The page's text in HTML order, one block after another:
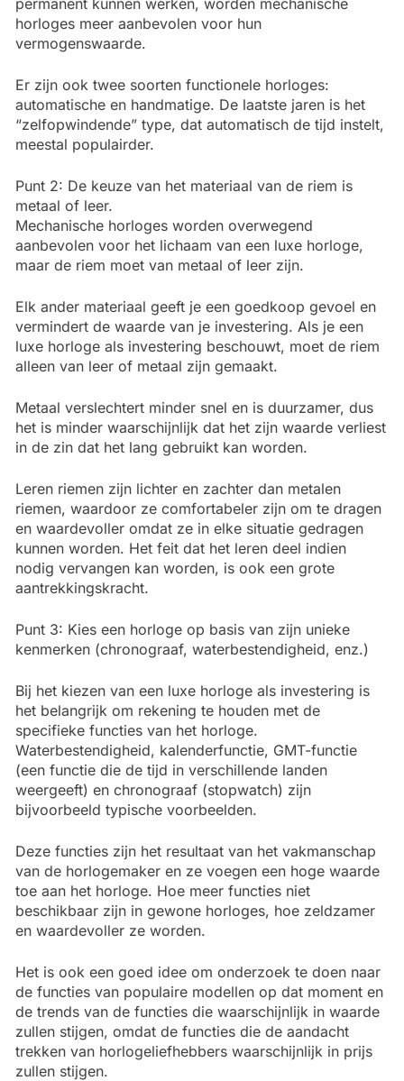
permanent kunnen werken, worden mechanische
horloges meer aanbevolen voor hun
vermogenswaarde.
Er zijn ook twee soorten functionele horloges:
automatische en handmatige. De laatste jaren is het
“zelfopwindende” type, dat automatisch de tijd instelt,
meestal populairder.
Punt 2: De keuze van het materiaal van de riem is
metaal of leer.
Mechanische horloges worden overwegend
aanbevolen voor het lichaam van een luxe horloge,
maar de riem moet van metaal of leer zijn.
Elk ander materiaal geeft je een goedkoop gevoel en
vermindert de waarde van je investering. Als je een
luxe horloge als investering beschouwt, moet de riem
alleen van leer of metaal zijn gemaakt.
Metaal verslechtert minder snel en is duurzamer, dus
het is minder waarschijnlijk dat het zijn waarde verliest
in de zin dat het lang gebruikt kan worden.
Leren riemen zijn lichter en zachter dan metalen
riemen, waardoor ze comfortabeler zijn om te dragen
en waardevoller omdat ze in elke situatie gedragen
kunnen worden. Het feit dat het leren deel indien
nodig vervangen kan worden, is ook een grote
aantrekkingskracht.
Punt 3: Kies een horloge op basis van zijn unieke
kenmerken (chronograaf, waterbestendigheid, enz.)
Bij het kiezen van een luxe horloge als investering is
het belangrijk om rekening te houden met de
specifieke functies van het horloge.
Waterbestendigheid, kalenderfunctie, GMT-functie
(een functie die de tijd in verschillende landen
weergeeft) en chronograaf (stopwatch) zijn
bijvoorbeeld typische voorbeelden.
Deze functies zijn het resultaat van het vakmanschap
van de horlogemaker en ze voegen een hoge waarde
toe aan het horloge. Hoe meer functies niet
beschikbaar zijn in gewone horloges, hoe zeldzamer
en waardevoller ze worden.
Het is ook een goed idee om onderzoek te doen naar
de functies van populaire modellen op dat moment en
de trends van de functies die waarschijnlijk in waarde
zullen stijgen, omdat de functies die de aandacht
trekken van horlogeliefhebbers waarschijnlijk in prijs
zullen stijgen.